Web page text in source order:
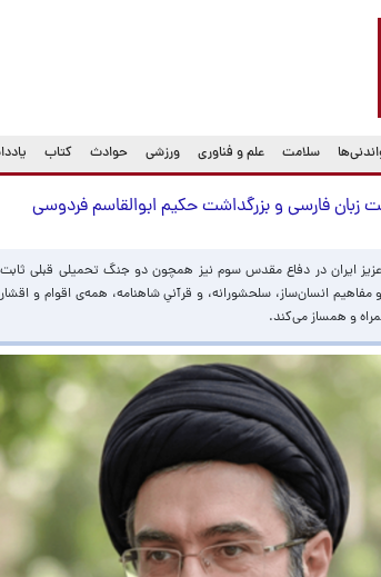
سلامت علم و فناوری ورزشی حوادث کتاب
زبان فارسی و بزرگداشت حکیم ابوالقاسم فردوسی
عزیز ایران در دفاع مقدس سوم نیز همچون دو جنگ تحمیلی قبلی
انسان‌ساز، سلحشورانه، و قرآنیِ شاهنامه، همه‌ی اقوام و
و همساز می‌کند.